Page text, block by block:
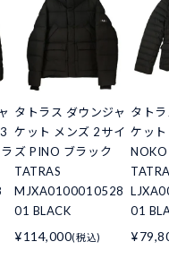
タトラス ダウンジャ
ケット メンズ 2サイ
ズ PINO ブラック
TATRAS
MJXA0100010528
01 BLACK
¥114,000(税込)
タト
ケッ
01